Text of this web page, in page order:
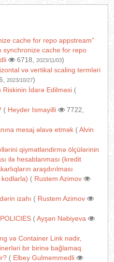
cache for repo appstream”
synchronize cache for repo
6718, 2023/11/03)
və vertikal scaling termləri
2023/10/27)
İdarə Edilməsi (
( Heyder Ismayilli 7722,
mesaj əlavə etmək (Alvin
qiymətləndirmə ölçülərinin
ilə hesablanması (kredit
araşdırılması
( Rustem Azimov
izahı ( Rustem Azimov
(Ayşən Nəbiyeva
və Container Link nədir,
bir birinə bağlamaq.
( Elbey Gulmemmedli